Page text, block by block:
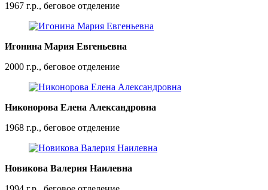
1967 г.р., беговое отделение
Игонина Мария Евгеньевна
2000 г.р., беговое отделение
Никонорова Елена Александровна
1968 г.р., беговое отделение
Новикова Валерия Наилевна